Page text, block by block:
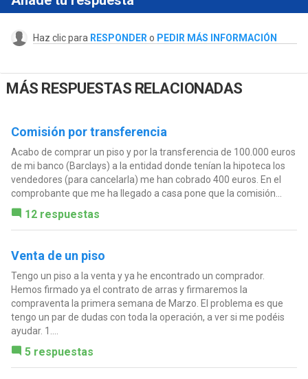
Haz clic para RESPONDER o PEDIR MÁS INFORMACIÓN
MÁS RESPUESTAS RELACIONADAS
Comisión por transferencia
Acabo de comprar un piso y por la transferencia de 100.000 euros
de mi banco (Barclays) a la entidad donde tenían la hipoteca los
vendedores (para cancelarla) me han cobrado 400 euros. En el
comprobante que me ha llegado a casa pone que la comisión...
12 respuestas
Venta de un piso
Tengo un piso a la venta y ya he encontrado un comprador.
Hemos firmado ya el contrato de arras y firmaremos la
compraventa la primera semana de Marzo. El problema es que
tengo un par de dudas con toda la operación, a ver si me podéis
ayudar. 1....
5 respuestas